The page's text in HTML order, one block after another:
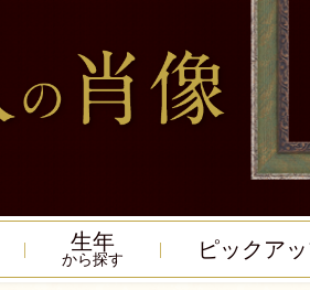
生年
から探す ピック ア